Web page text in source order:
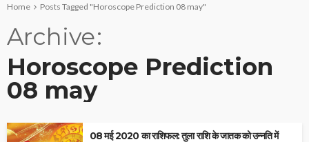
Home Posts Tagged "Horoscope Prediction 08 may"
Archive
Horoscope Prediction
08 may
08 मई 2020 का राशिफल: तुला राशि के जातक को उन्नति में